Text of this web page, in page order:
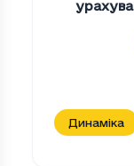
Динаміка